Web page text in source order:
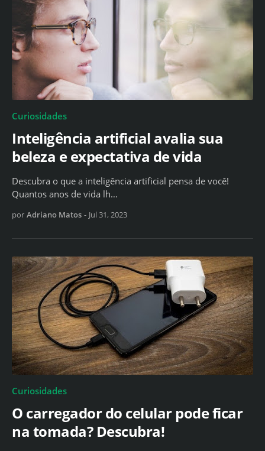
Curiosidades
Inteligência artificial avalia sua
beleza e expectativa de vida
Descubra o que a inteligência artificial pensa de você!
Quantos anos de vida lh…
por Adriano Matos - Jul 31, 2023
Curiosidades
O carregador do celular pode ficar
na tomada? Descubra!